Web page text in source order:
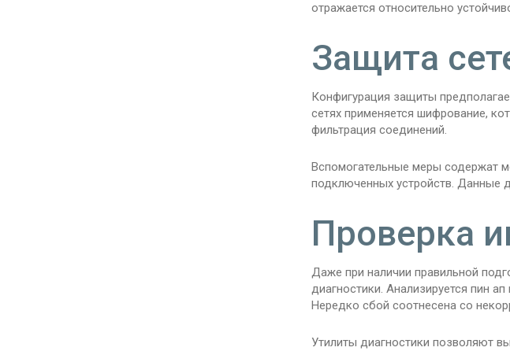
отражается относительно
Защита
Конфигурация защиты
сетях применяется шифрование,
фильтрация соединений.
Вспомогательные меры содержат
подключенных устройств. Данные
Проверка
Даже при наличии правильной
диагностики. Анализируется пин
Нередко сбой соотнесена со
Утилиты диагностики позволяют